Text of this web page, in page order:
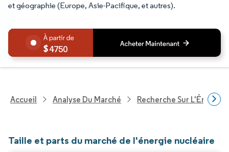
et géographie (Europe, Asie-Pacifique, et autres).
4750
Accueil Analyse Du Marché Recherche Sur
Taille et parts du marché de l'énergie nucléaire